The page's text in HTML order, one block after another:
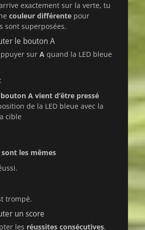
exactement sur la verte, tu
couleur différente pour
sont superposées.
le bouton A
sur A quand la LED bleue
A vient d’être pressé
de la LED bleue avec la
cible
les mêmes
trompé.
un score
les réussites consécutives.